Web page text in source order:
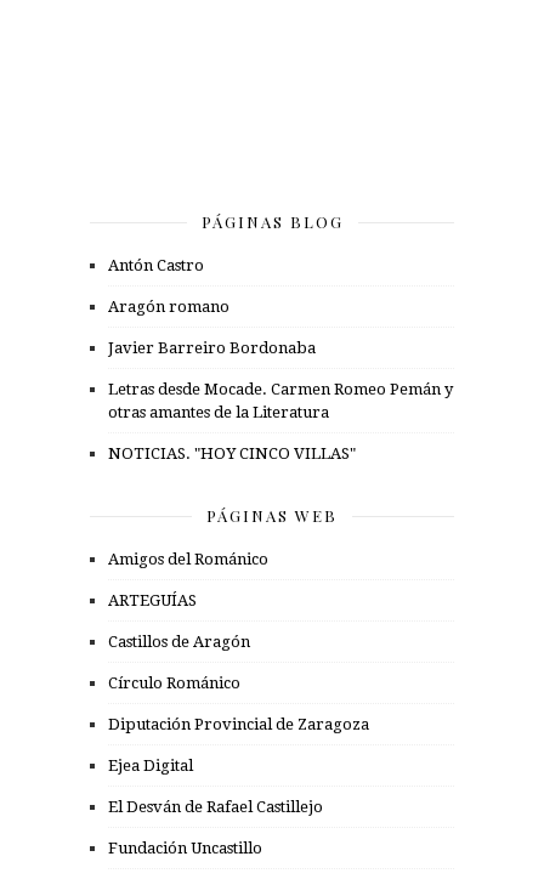
PÁGINAS BLOG
Antón Castro
Aragón romano
Javier Barreiro Bordonaba
Letras desde Mocade. Carmen Romeo Pemán y
otras amantes de la Literatura
NOTICIAS. "HOY CINCO VILLAS"
PÁGINAS WEB
Amigos del Románico
ARTEGUÍAS
Castillos de Aragón
Círculo Románico
Diputación Provincial de Zaragoza
Ejea Digital
El Desván de Rafael Castillejo
Fundación Uncastillo